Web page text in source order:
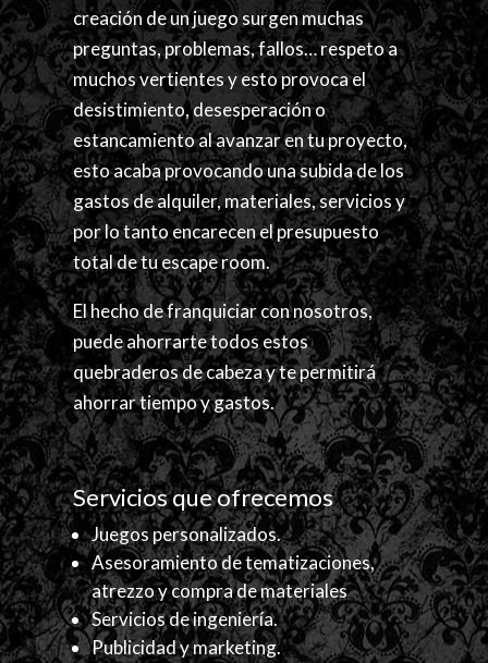
creación de un juego surgen muchas
preguntas, problemas, fallos… respeto a
muchos vertientes y esto provoca el
desistimiento, desesperación o
estancamiento al avanzar en tu proyecto,
esto acaba provocando una subida de los
gastos de alquiler, materiales, servicios y
por lo tanto encarecen el presupuesto
total de tu escape room.
El hecho de franquiciar con nosotros,
puede ahorrarte todos estos
quebraderos de cabeza y te permitirá
ahorrar tiempo y gastos.
Servicios que ofrecemos
Juegos personalizados.
Asesoramiento de tematizaciones,
atrezzo y compra de materiales
Servicios de ingeniería.
Publicidad y marketing.